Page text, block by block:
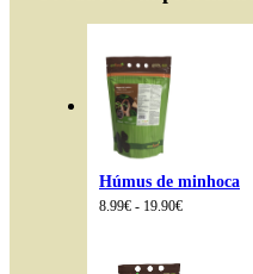
Húmus de minhoca
8.99€ - 19.90€Intervalo